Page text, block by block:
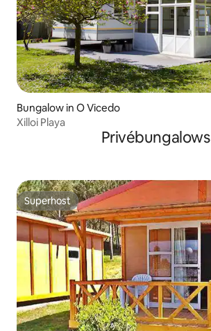
Bungalow in O Vicedo
Xilloi Playa
Privébungalows
Superhost
Superhost